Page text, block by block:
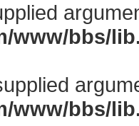
www/bbs/
www/bbs/